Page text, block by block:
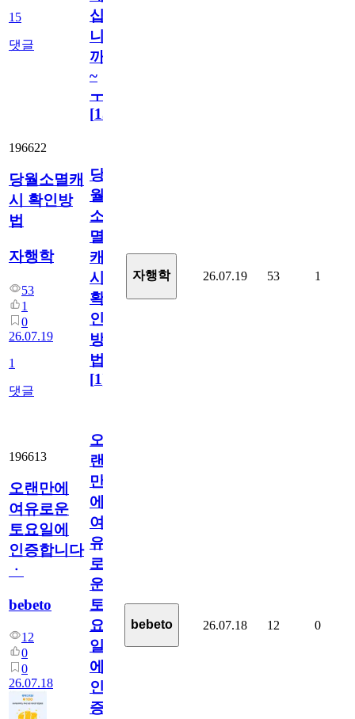
15
댓글
십
니
까
~
ㅜ
[15
196622
당월소멸캐
시 확인방
법
자행학
53
1
0
26.07.19
1
댓글
당
월
소
멸
캐
시
확
인
방
법
[1]
자행학 26.07.19 53 1
196613
오랜만에
여유로운
토요일에
인증합니다
ㆍ
bebeto
12
0
0
26.07.18
오
랜
만
에
여
유
로
운
토
요
일
에
인
증
bebeto 26.07.18 12 0